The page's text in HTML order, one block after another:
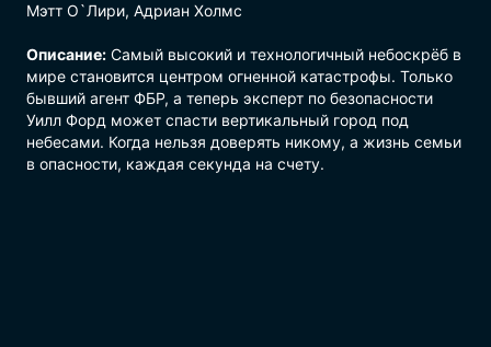
Мэтт О`Лири, Адриан Холмс
Описание: Самый высокий и технологичный небоскрёб в
мире становится центром огненной катастрофы. Только
бывший агент ФБР, а теперь эксперт по безопасности
Уилл Форд может спасти вертикальный город под
небесами. Когда нельзя доверять никому, а жизнь семьи
в опасности, каждая секунда на счету.